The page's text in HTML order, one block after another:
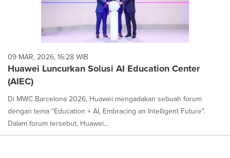
09 MAR, 2026, 16:28 WIB
Huawei Luncurkan Solusi AI Education Center
(AIEC)
Di MWC Barcelona 2026, Huawei mengadakan sebuah forum
dengan tema "Education + AI, Embracing an Intelligent Future".
Dalam forum tersebut, Huawei...